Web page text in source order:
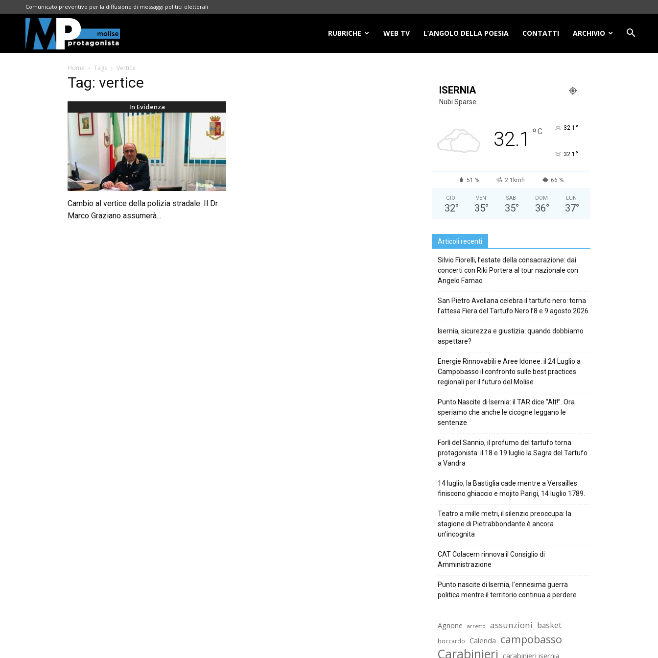
Comunicato preventivo per la diffusione di messaggi politici elettorali
Protagonista
RUBRICHE WEB TV L’ANGOLO DELLA POESIA CONTATTI ARCHIVIO
Home Tags Vertice
Tag: vertice
In Evidenza
Cambio al vertice della polizia stradale: Il Dr.
Marco Graziano assumerà...
ISERNIA
Nubi Sparse
32.1 °C 32.1 °
32.1 °
51 % 2.1kmh 66 %
GIO
32°
VEN
35°
SAB
35°
DOM
36°
LUN
37°
Articoli recenti
Silvio Fiorelli, l’estate della consacrazione: dai
concerti con Riki Portera al tour nazionale con
Angelo Famao
San Pietro Avellana celebra il tartufo nero: torna
l’attesa Fiera del Tartufo Nero l’8 e 9 agosto 2026
Isernia, sicurezza e giustizia: quando dobbiamo
aspettare?
Energie Rinnovabili e Aree Idonee: il 24 Luglio a
Campobasso il confronto sulle best practices
regionali per il futuro del Molise
Punto Nascite di Isernia: il TAR dice “Alt!”. Ora
speriamo che anche le cicogne leggano le
sentenze
Forlì del Sannio, il profumo del tartufo torna
protagonista: il 18 e 19 luglio la Sagra del Tartufo
a Vandra
14 luglio, la Bastiglia cade mentre a Versailles
finiscono ghiaccio e mojito Parigi, 14 luglio 1789.
Teatro a mille metri, il silenzio preoccupa: la
stagione di Pietrabbondante è ancora
un’incognita
CAT Colacem rinnova il Consiglio di
Amministrazione
Punto nascite di Isernia, l’ennesima guerra
politica mentre il territorio continua a perdere
Agnone arresto assunzioni basket
boccardo Calenda campobasso
Carabinieri carabinieri isernia